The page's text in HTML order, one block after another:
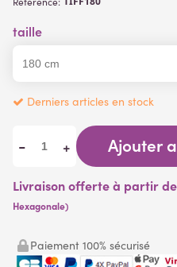
taille
Derniers articles en stock
- + Ajouter
Livraison offerte à partir
Hexagonale)
Paiement 100% sécurisé